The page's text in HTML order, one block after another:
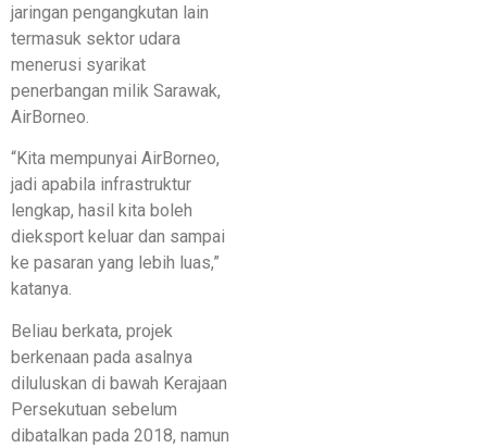
jaringan pengangkutan lain
termasuk sektor udara
menerusi syarikat
penerbangan milik Sarawak,
AirBorneo.
“Kita mempunyai AirBorneo,
jadi apabila infrastruktur
lengkap, hasil kita boleh
dieksport keluar dan sampai
ke pasaran yang lebih luas,”
katanya.
Beliau berkata, projek
berkenaan pada asalnya
diluluskan di bawah Kerajaan
Persekutuan sebelum
dibatalkan pada 2018, namun